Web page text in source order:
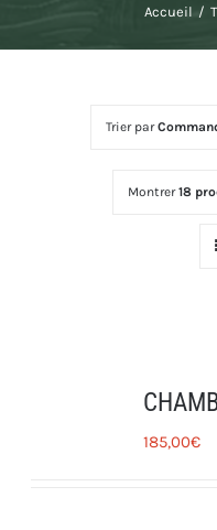
Accueil
Trier par
Montrer18
185,00€